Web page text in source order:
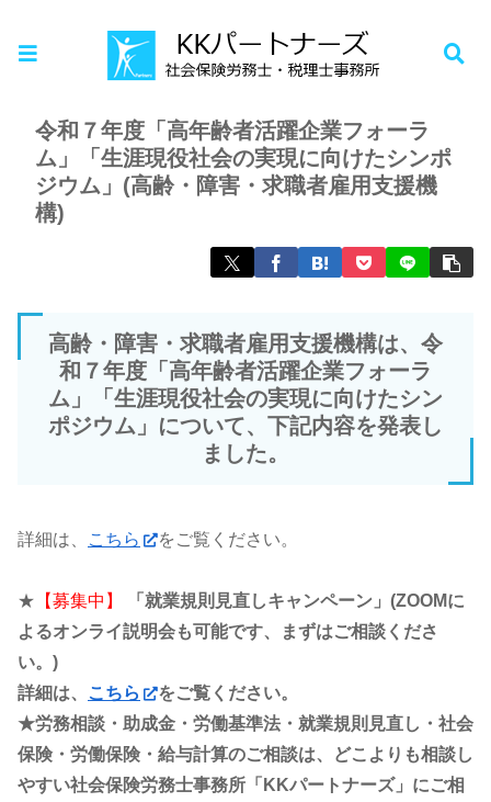
お知らせ
令和７年度「高年齢者活躍企業フォーラ
ム」「生涯現役社会の実現に向けたシンポ
ジウム」(高齢・障害・求職者雇用支援機
構)
高齢・障害・求職者雇用支援機構は、令
和７年度「高年齢者活躍企業フォーラ
ム」「生涯現役社会の実現に向けたシン
ポジウム」について、下記内容を発表し
ました。
詳細は、 こちら をご覧ください。
★ 【募集中】
「就業規則見直しキャンペーン」(ZOOMに
よるオンライ説明会も可能です、まずはご相談くださ
い。)
詳細は、
こちら
をご覧ください。
★労務相談・助成金・労働基準法・就業規則見直し・社会
保険・労働保険・給与計算のご相談は、どこよりも相談し
やすい社会保険労務士事務所「KKパートナーズ」にご相